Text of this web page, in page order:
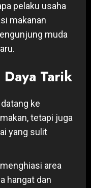
pelaku usaha
makanan
muda
Daya Tarik
ke
tetapi juga
yang sulit
area
hangat dan